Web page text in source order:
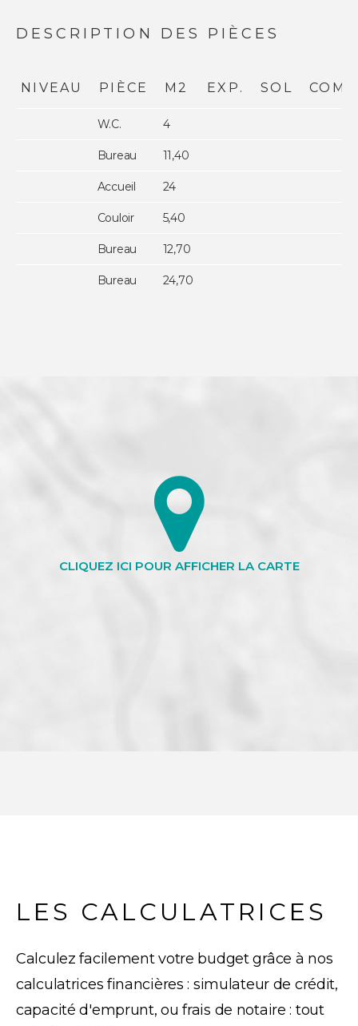
DESCRIPTION DES PIÈCES
NIVEAU PIÈCE M2 EXP. SOL
W.C. 4
Bureau 11,40
Accueil 24
Couloir 5,40
Bureau 12,70
Bureau 24,70
LES CALCULATRICES
Calculez facilement votre budget grâce à nos
calculatrices financières : simulateur de crédit,
capacité d'emprunt, ou frais de notaire : tout